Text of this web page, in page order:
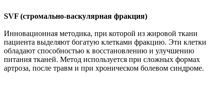
SVF (стромально-васкулярная фракция)
Инновационная методика, при которой из жировой ткани
пациента выделяют богатую клетками фракцию. Эти клетки
обладают способностью к восстановлению и улучшению
питания тканей. Метод используется при сложных формах
артроза, после травм и при хроническом болевом синдроме.